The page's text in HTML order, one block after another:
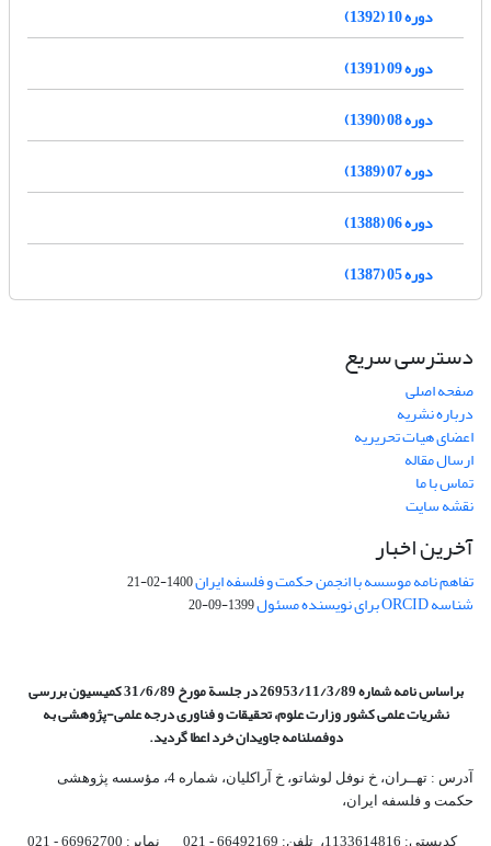
دوره 10 (1392)
دوره 09 (1391)
دوره 08 (1390)
دوره 07 (1389)
دوره 06 (1388)
دوره 05 (1387)
دسترسی سریع
صفحه اصلی
درباره نشریه
اعضای هیات تحریریه
ارسال مقاله
تماس با ما
نقشه سایت
آخرین اخبار
تفاهم نامه موسسه با انجمن حکمت و فلسفه ایران1400-02-21
شناسه ORCID برای نویسنده مسئول 1399-09-20
براساس نامه شماره 26953/11/3/89 در جلسة مورخ 31/6/89 کمیسیون
بررسی
نشریات علمی کشور وزارت علوم، تحقیقات و فناوری درجه علمی‌-پژوهشیبه
دوفصلنامه جاویدان خرد اعطا گردید.
آدرس : تهــران، خ نوفل لوشاتو، خ آراکلیان، شماره 4،‌ مؤسسه پژوهشی
حکمت و فلسفه ایران،‌
کدپستی: 1133614816، تلفن: 66492169 - 021 نمابر: 66962700 - 021